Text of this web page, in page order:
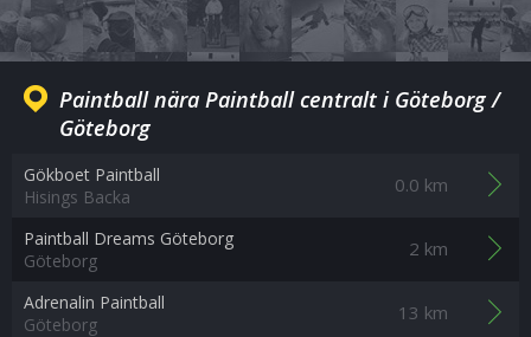
Paintball nära Paintball centralt i Göteborg /
Göteborg
Gökboet Paintball
Hisings Backa
0.0 km
Paintball Dreams Göteborg
Göteborg
2 km
Adrenalin Paintball
Göteborg
13 km